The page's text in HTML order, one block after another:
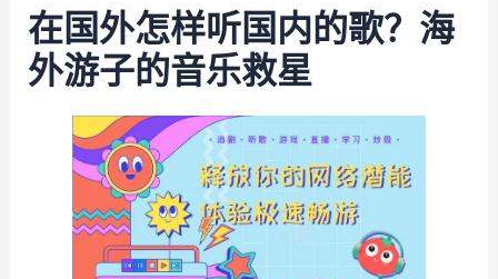
在国外怎样听国内的歌？海
外游子的音乐救星